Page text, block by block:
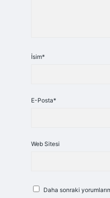
İsim*
E-Posta*
Web Sitesi
Daha sonraki